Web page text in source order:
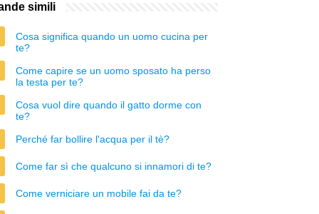
simili
Cosa significa quando un uomo cucina per
te?
Come capire se un uomo sposato ha perso
la testa per te?
Cosa vuol dire quando il gatto dorme con
te?
Perché far bollire l'acqua per il tè?
Come far sì che qualcuno si innamori di te?
Come verniciare un mobile fai da te?